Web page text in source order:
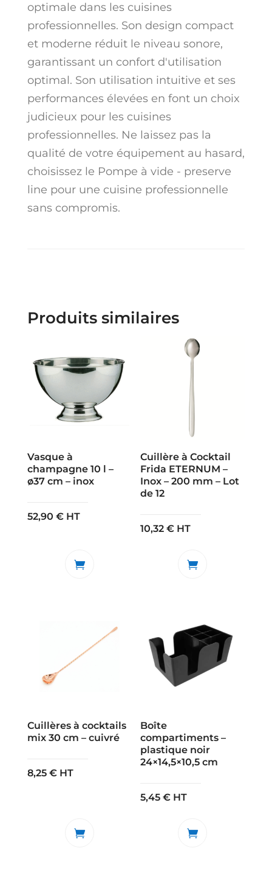
optimale dans les cuisines
professionnelles. Son design compact
et moderne réduit le niveau sonore,
garantissant un confort d'utilisation
optimal. Son utilisation intuitive et ses
performances élevées en font un choix
judicieux pour les cuisines
professionnelles. Ne laissez pas la
qualité de votre équipement au hasard,
choisissez le Pompe à vide - preserve
line pour une cuisine professionnelle
sans compromis.
Produits similaires
Vasque à
champagne 10 l –
ø37 cm – inox
52,90 € HT
Cuillère à Cocktail
Frida ETERNUM –
Inox – 200 mm – Lot
de 12
10,32€ HT
Cuillères à cocktails
mix 30 cm – cuivré
8,25 € HT
Boîte
compartiments –
plastique noir
24×14,5×10,5 cm
5,45€ HT